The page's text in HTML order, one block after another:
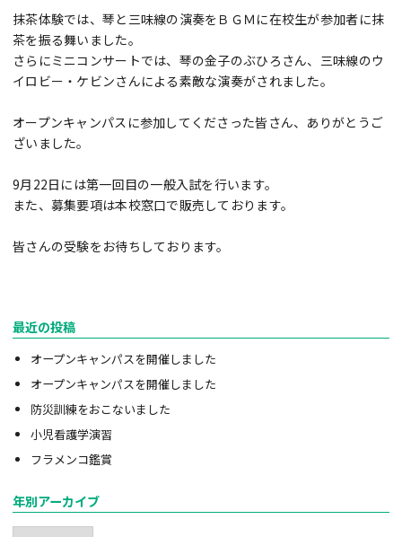
抹茶体験では、琴と三味線の演奏をＢＧＭに在校生が参加者に抹
茶を振る舞いました。
さらにミニコンサートでは、琴の金子のぶひろさん、三味線のウ
イロビー・ケビンさんによる素敵な演奏がされました。
オープンキャンパスに参加してくださった皆さん、ありがとうご
ざいました。
9月22日には第一回目の一般入試を行います。
また、募集要項は本校窓口で販売しております。
皆さんの受験をお待ちしております。
最近の投稿
オープンキャンパスを開催しました
オープンキャンパスを開催しました
防災訓練をおこないました
小児看護学演習
フラメンコ鑑賞
年別アーカイブ